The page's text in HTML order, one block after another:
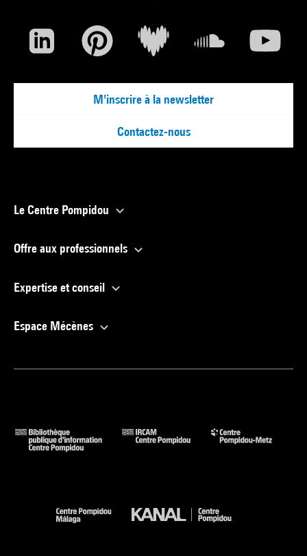
M'inscrire à la newsletter
Contactez-nous
Le Centre Pompidou
Offre aux professionnels
Expertise et conseil
Espace Mécènes